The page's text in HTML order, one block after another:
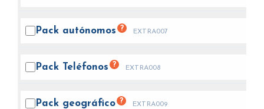
Pack autónomos ? EXTRA007
Pack Teléfonos ? EXTRA008
Pack geográfico ? EXTRA009